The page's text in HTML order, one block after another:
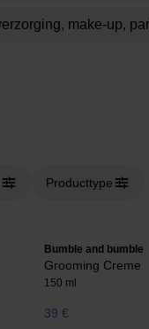
Producttype
Bumble and bumble
Grooming Creme
150 ml
39 €